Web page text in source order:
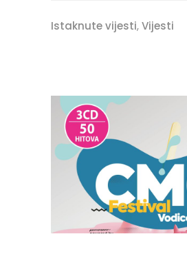
Istaknute vijesti,Vijesti